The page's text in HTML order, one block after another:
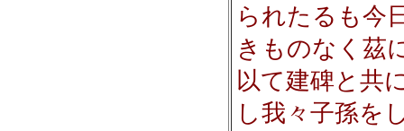
られたるも今
きものなく茲
以て建碑と共
し我々子孫を